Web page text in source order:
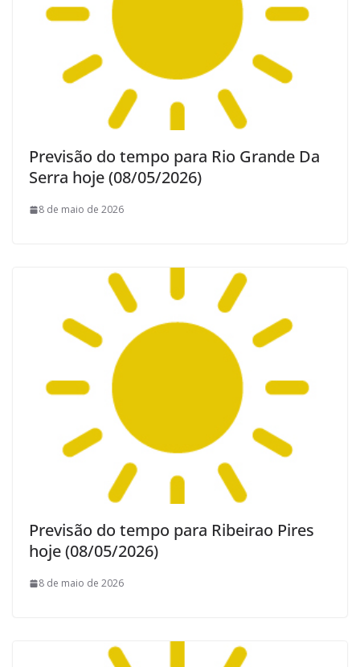
Previsão do tempo para Rio Grande Da
Serra hoje (08/05/2026)
8 de maio de 2026
Previsão do tempo para Ribeirao Pires
hoje (08/05/2026)
8 de maio de 2026